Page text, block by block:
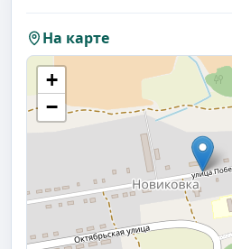
На карте
+
−